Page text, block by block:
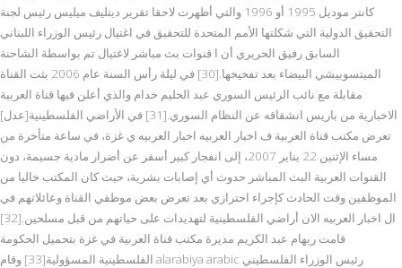
كانتر موديل 1995 أو 1996 والتي أظهرت لاحقا تقرير ديتليف ميليس رئيس لجنة
التحقيق الدولية التي شكلتها الأمم المتحدة للتحقيق في اغتيال رئيس الوزراء اللبناني
السابق رفيق الحريري أن ا قنوات بث مباشر لاغتيال تم بواسطة الشاحنة
الميتسوبيشي البيضاء بعد تفخيخها.[30] في ليلة رأس السنة عام 2006 بثت القناة
مقابلة مع نائب الرئيس السوري عبد الحليم خدام والذي أعلن فيها قناة العربية
الاخبارية من باريس انشقاقه عن النظام السوري.[31] في الأراضي الفلسطينية[عدل]
تعرض مكتب قناة العربية ف اخبار العربيه اخبار العربيه ي غزة، في ساعة متأخرة من
مساء الإثنين 22 يناير 2007، إلى انفجار كبير أسفر عن أضرار مادية جسيمة، دون
القنوات العربية البث المباشر حدوث أي إصابات بشرية، حيث كان المكتب خاليا من
الموظفين وقت الحادث كإجراء احترازي بعد تعرض بعض موظفي القناة وعائلاتهم في
ال اخبار العربيه الان أراضي الفلسطينية لتهديدات على حياتهم من قبل مسلحين.[32]
قامت ريهام عبد الكريم مديرة مكتب قناة العربية في غزة بتحميل الحكومة
الفلسطينية المسؤولية[33] وقام alarabiya arabic رئيس الوزراء الفلسطيني